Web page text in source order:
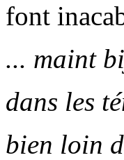
font
... maint
dans les
bien loin